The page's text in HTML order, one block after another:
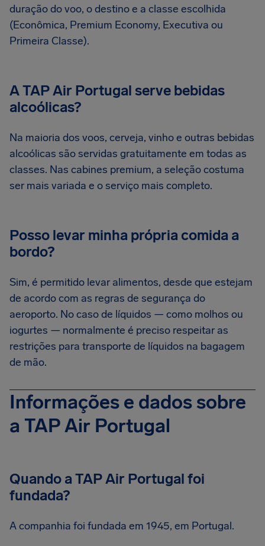
duração do voo, o destino e a classe escolhida
(Econômica, Premium Economy, Executiva ou
Primeira Classe).
A TAP Air Portugal serve bebidas
alcoólicas?
Na maioria dos voos, cerveja, vinho e outras bebidas
alcoólicas são servidas gratuitamente em todas as
classes. Nas cabines premium, a seleção costuma
ser mais variada e o serviço mais completo.
Posso levar minha própria comida a
bordo?
Sim, é permitido levar alimentos, desde que estejam
de acordo com as regras de segurança do
aeroporto. No caso de líquidos — como molhos ou
iogurtes — normalmente é preciso respeitar as
restrições para transporte de líquidos na bagagem
de mão.
Informações e dados sobre
a TAP Air Portugal
Quando a TAP Air Portugal foi
fundada?
A companhia foi fundada em 1945, em Portugal.